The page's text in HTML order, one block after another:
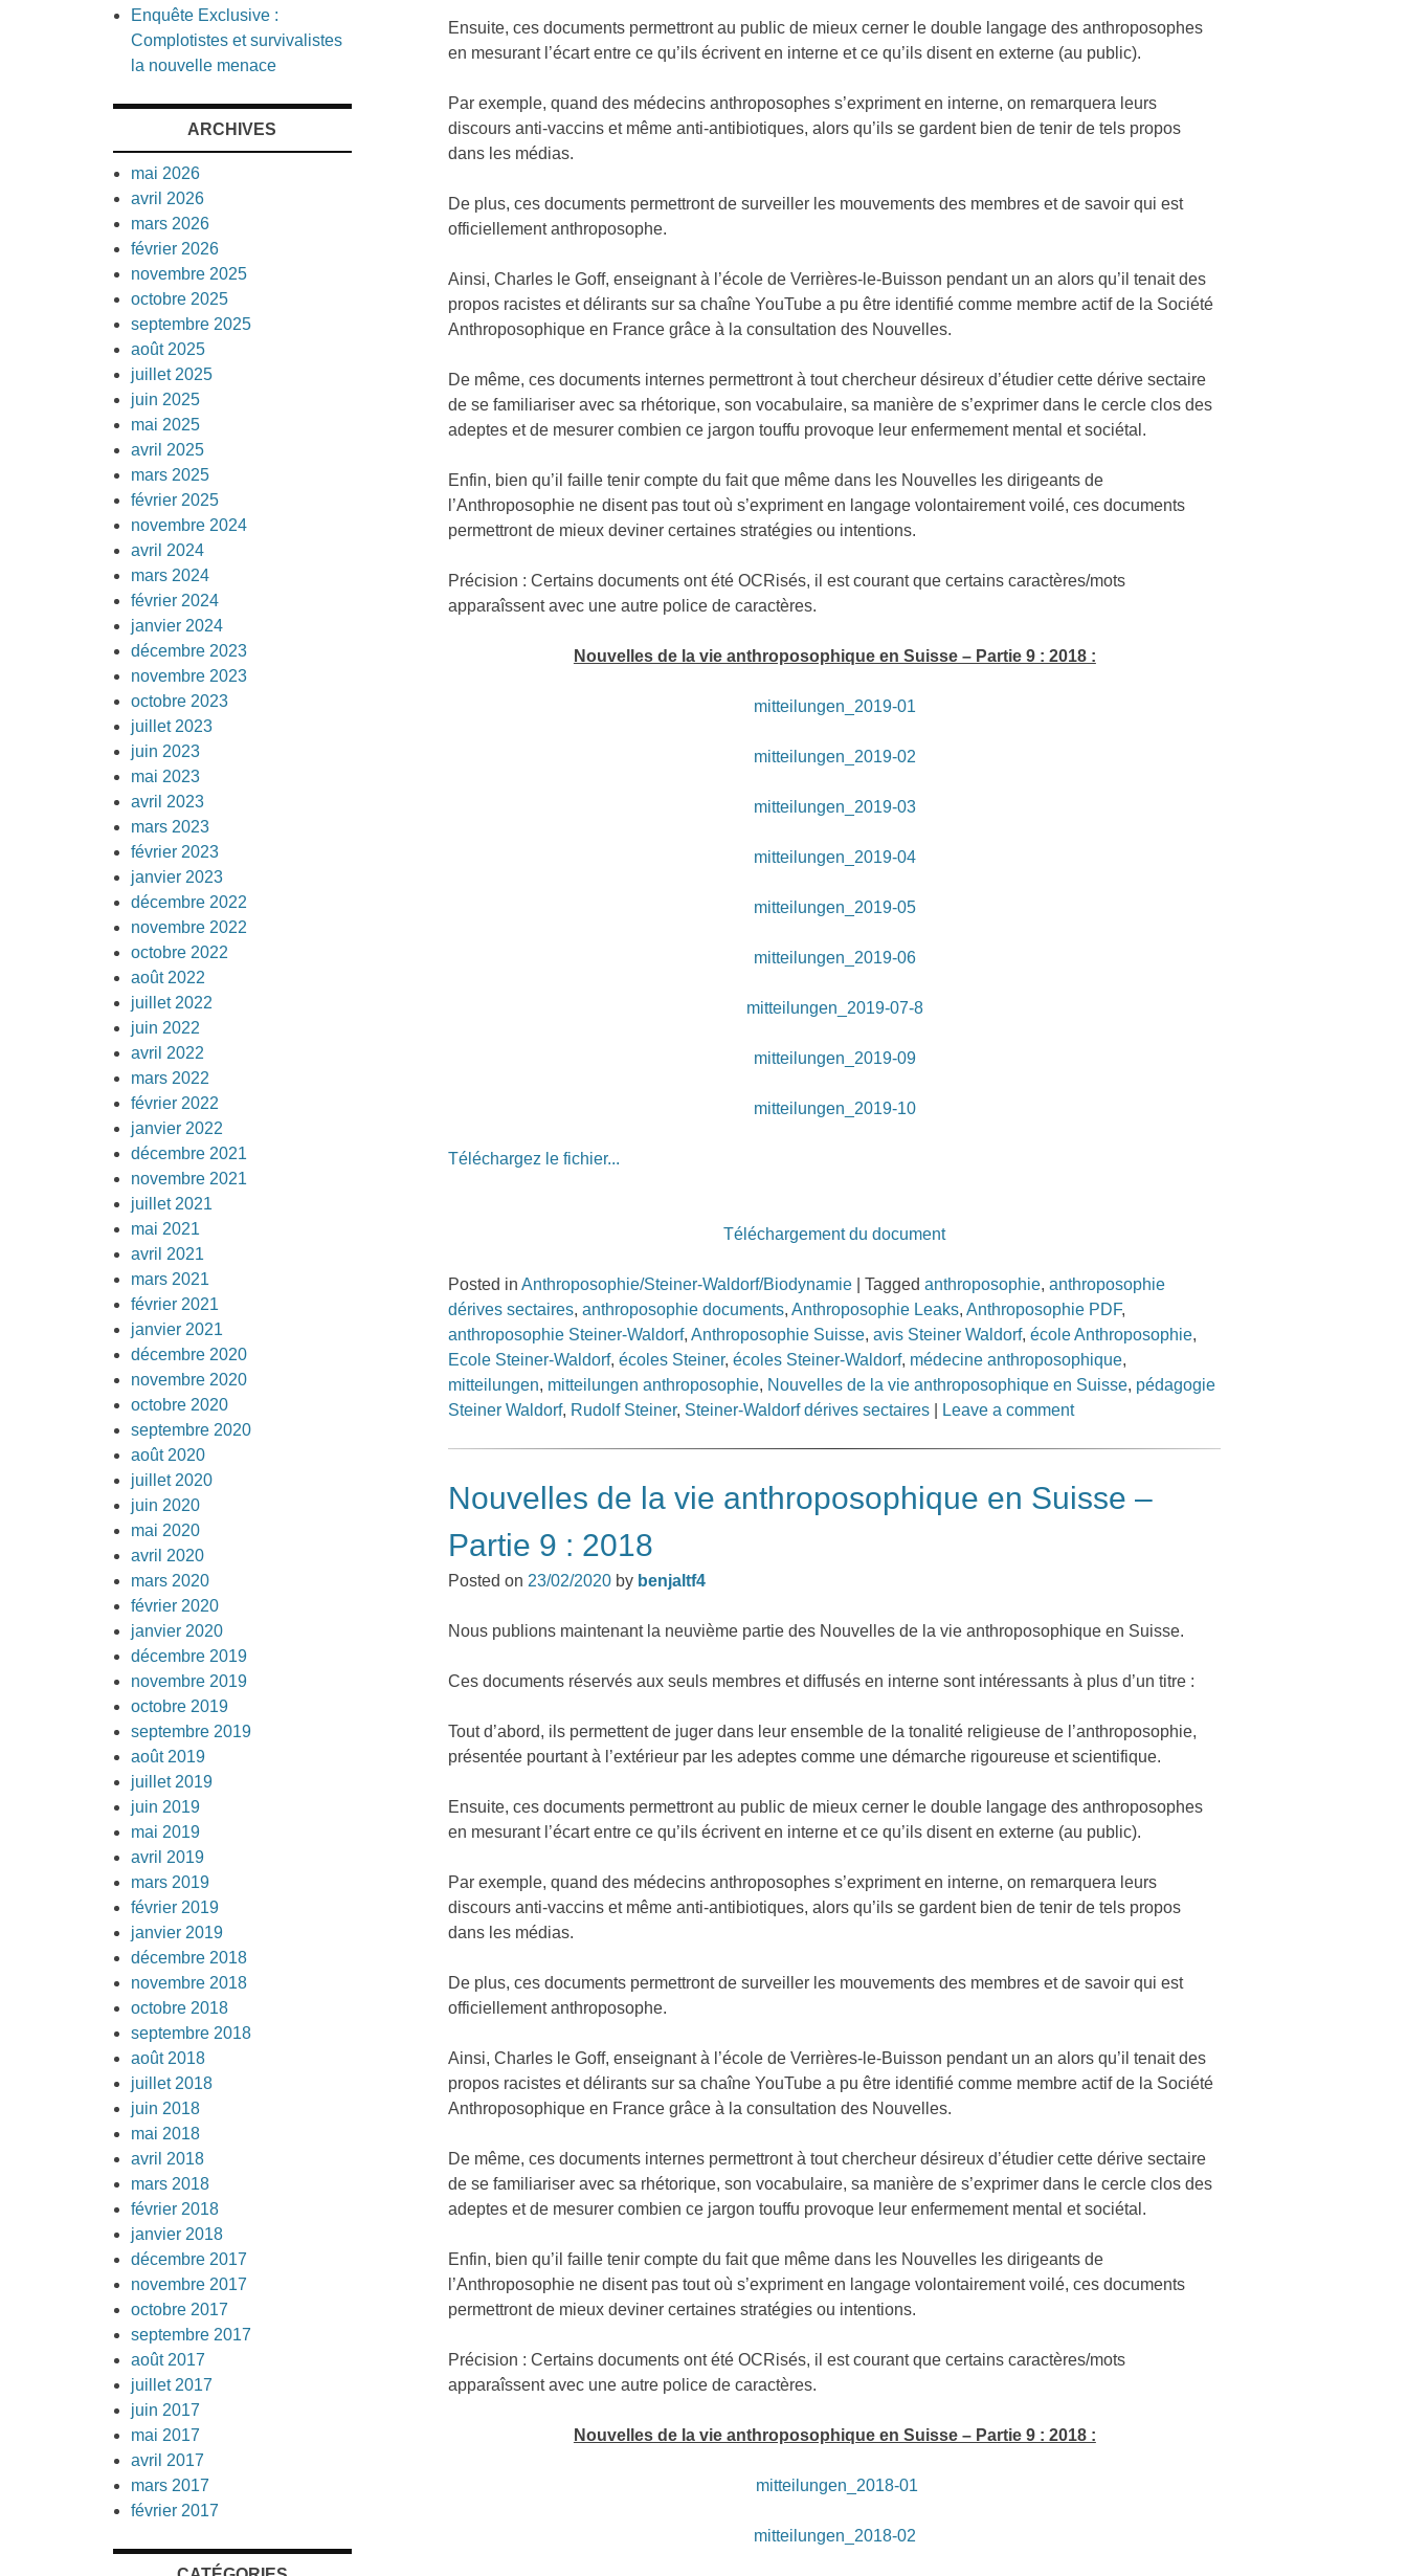
Ensuite, ces documents permettront au public de mieux cerner le double langage des anthroposophes
en mesurant l’écart entre ce qu’ils écrivent en interne et ce qu’ils disent en externe (au public).
Par exemple, quand des médecins anthroposophes s’expriment en interne, on remarquera leurs
discours anti-vaccins et même anti-antibiotiques, alors qu’ils se gardent bien de tenir de tels propos
dans les médias.
De plus, ces documents permettront de surveiller les mouvements des membres et de savoir qui est
officiellement anthroposophe.
Ainsi, Charles le Goff, enseignant à l’école de Verrières-le-Buisson pendant un an alors qu’il tenait des
propos racistes et délirants sur sa chaîne YouTube a pu être identifié comme membre actif de la Société
Anthroposophique en France grâce à la consultation des Nouvelles.
De même, ces documents internes permettront à tout chercheur désireux d’étudier cette dérive sectaire
de se familiariser avec sa rhétorique, son vocabulaire, sa manière de s’exprimer dans le cercle clos des
adeptes et de mesurer combien ce jargon touffu provoque leur enfermement mental et sociétal.
Enfin, bien qu’il faille tenir compte du fait que même dans les Nouvelles les dirigeants de
l’Anthroposophie ne disent pas tout où s’expriment en langage volontairement voilé, ces documents
permettront de mieux deviner certaines stratégies ou intentions.
Précision : Certains documents ont été OCRisés, il est courant que certains caractères/mots
apparaîssent avec une autre police de caractères.
Nouvelles de la vie anthroposophique en Suisse – Partie 9 : 2018 :
mitteilungen_2019-01
mitteilungen_2019-02
mitteilungen_2019-03
mitteilungen_2019-04
mitteilungen_2019-05
mitteilungen_2019-06
mitteilungen_2019-07-8
mitteilungen_2019-09
mitteilungen_2019-10
Téléchargez le fichier...
Téléchargement du document
Posted inAnthroposophie/Steiner-Waldorf/Biodynamie |Taggedanthroposophie,anthroposophie
dérives sectaires,anthroposophie documents,Anthroposophie Leaks,Anthroposophie PDF,
anthroposophie Steiner-Waldorf,Anthroposophie Suisse,avis Steiner Waldorf,école Anthroposophie,
Ecole Steiner-Waldorf,écoles Steiner,écoles Steiner-Waldorf, médecine anthroposophique,
mitteilungen, mitteilungen anthroposophie, Nouvelles de la vie anthroposophique en Suisse, pédagogie
Steiner Waldorf, Rudolf Steiner, Steiner-Waldorf dérives sectaires Leave a comment
Nouvelles de la vie anthroposophique en Suisse –
Partie 9 : 2018
Posted on 23/02/2020 by benjaltf4
Nous publions maintenant la neuvième partie des Nouvelles de la vie anthroposophique en Suisse.
Ces documents réservés aux seuls membres et diffusés en interne sont intéressants à plus d’un titre :
Tout d’abord, ils permettent de juger dans leur ensemble de la tonalité religieuse de l’anthroposophie,
présentée pourtant à l’extérieur par les adeptes comme une démarche rigoureuse et scientifique.
Ensuite, ces documents permettront au public de mieux cerner le double langage des anthroposophes
en mesurant l’écart entre ce qu’ils écrivent en interne et ce qu’ils disent en externe (au public).
Par exemple, quand des médecins anthroposophes s’expriment en interne, on remarquera leurs
discours anti-vaccins et même anti-antibiotiques, alors qu’ils se gardent bien de tenir de tels propos
dans les médias.
De plus, ces documents permettront de surveiller les mouvements des membres et de savoir qui est
officiellement anthroposophe.
Ainsi, Charles le Goff, enseignant à l’école de Verrières-le-Buisson pendant un an alors qu’il tenait des
propos racistes et délirants sur sa chaîne YouTube a pu être identifié comme membre actif de la Société
Anthroposophique en France grâce à la consultation des Nouvelles.
De même, ces documents internes permettront à tout chercheur désireux d’étudier cette dérive sectaire
de se familiariser avec sa rhétorique, son vocabulaire, sa manière de s’exprimer dans le cercle clos des
adeptes et de mesurer combien ce jargon touffu provoque leur enfermement mental et sociétal.
Enfin, bien qu’il faille tenir compte du fait que même dans les Nouvelles les dirigeants de
l’Anthroposophie ne disent pas tout où s’expriment en langage volontairement voilé, ces documents
permettront de mieux deviner certaines stratégies ou intentions.
Précision : Certains documents ont été OCRisés, il est courant que certains caractères/mots
apparaîssent avec une autre police de caractères.
Nouvelles de la vie anthroposophique en Suisse – Partie 9 : 2018 :
mitteilungen_2018-01
mitteilungen_2018-02
Enquête Exclusive :
Complotistes et survivalistes
la nouvelle menace
ARCHIVES
mai 2026
avril 2026
mars 2026
février 2026
novembre 2025
octobre 2025
septembre 2025
août 2025
juillet 2025
juin 2025
mai 2025
avril 2025
mars 2025
février 2025
novembre 2024
avril 2024
mars 2024
février 2024
janvier 2024
décembre 2023
novembre 2023
octobre 2023
juillet 2023
juin 2023
mai 2023
avril 2023
mars 2023
février 2023
janvier 2023
décembre 2022
novembre 2022
octobre 2022
août 2022
juillet 2022
juin 2022
avril 2022
mars 2022
février 2022
janvier 2022
décembre 2021
novembre 2021
juillet 2021
mai 2021
avril 2021
mars 2021
février 2021
janvier 2021
décembre 2020
novembre 2020
octobre 2020
septembre 2020
août 2020
juillet 2020
juin 2020
mai 2020
avril 2020
mars 2020
février 2020
janvier 2020
décembre 2019
novembre 2019
octobre 2019
septembre 2019
août 2019
juillet 2019
juin 2019
mai 2019
avril 2019
mars 2019
février 2019
janvier 2019
décembre 2018
novembre 2018
octobre 2018
septembre 2018
août 2018
juillet 2018
juin 2018
mai 2018
avril 2018
mars 2018
février 2018
janvier 2018
décembre 2017
novembre 2017
octobre 2017
septembre 2017
août 2017
juillet 2017
juin 2017
mai 2017
avril 2017
mars 2017
février 2017